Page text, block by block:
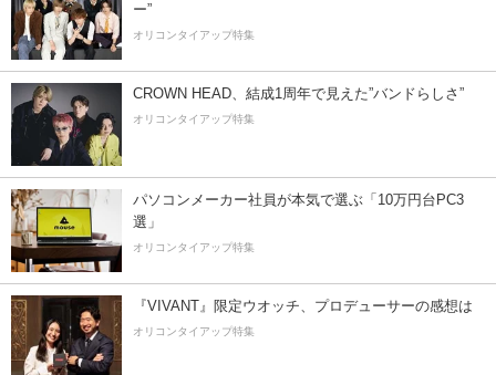
ー”
オリコンタイアップ特集
CROWN HEAD、結成1周年で見えた”バンドらしさ”
オリコンタイアップ特集
パソコンメーカー社員が本気で選ぶ「10万円台PC3
選」
オリコンタイアップ特集
『VIVANT』限定ウオッチ、プロデューサーの感想は
オリコンタイアップ特集